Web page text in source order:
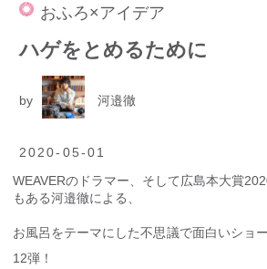
おふろ×アイデア
ハゲをとめるために
by 河邉徹
2020-05-01
WEAVERのドラマー、そして広島本大賞
もある河邉徹による、
お風呂をテーマにした不思議で面白いショ
12弾！